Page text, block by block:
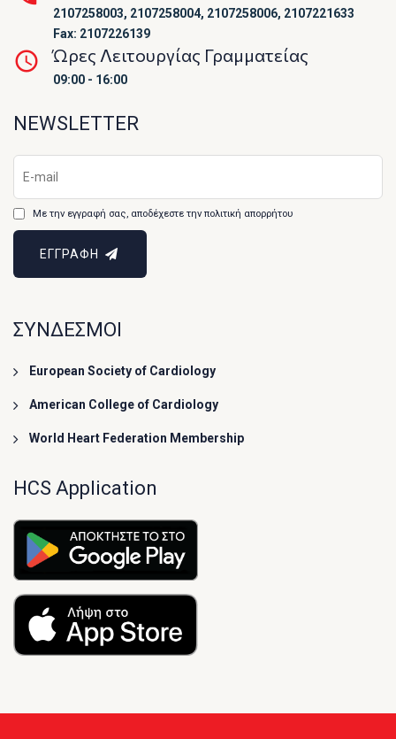
2107258003, 2107258004, 2107258006, 2107221633
Fax: 2107226139
Ώρες Λειτουργίας Γραμματείας
09:00 - 16:00
NEWSLETTER
Με την εγγραφή σας, αποδέχεστε την πολιτική απορρήτου
ΕΓΓΡΑΦΗ
ΣΥΝΔΕΣΜΟΙ
European Society of Cardiology
American College of Cardiology
World Heart Federation Membership
HCS Application